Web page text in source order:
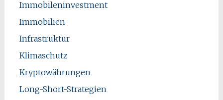
Immobileninvestment
Immobilien
Infrastruktur
Klimaschutz
Kryptowährungen
Long-Short-Strategien